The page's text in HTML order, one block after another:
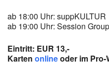
ab 18:00 Uhr: suppKULTUR
ab 19:00 Uhr: Session Group
Eintritt: EUR 13,-
Karten onlineoder im Pro-